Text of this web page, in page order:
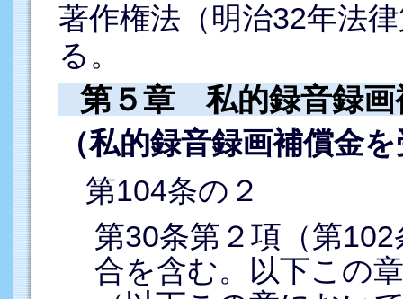
著作権法（明治32年法
る。
第５章 私的録音録画
（私的録音録画補償金
第104条の２
第30条第２項（第
合を含む。以下この